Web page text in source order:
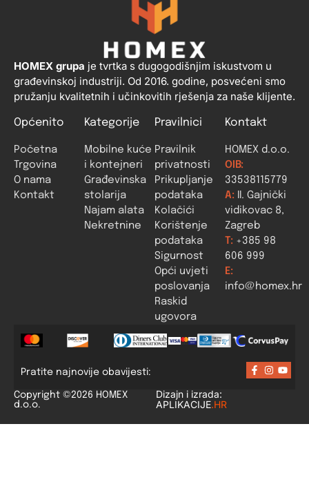
HOMEX grupa je tvrtka s dugogodišnjim iskustvom u
građevinskoj industriji. Od 2016. godine, posvećeni smo
pružanju kvalitetnih i učinkovitih rješenja za naše klijente.
Općenito
Početna
Trgovina
O nama
Kontakt
Kategorije
Mobilne kuće
i kontejneri
Građevinska
stolarija
Najam alata
Nekretnine
Pravilnici
Pravilnik
privatnosti
Prikupljanje
podataka
Kolačići
Korištenje
podataka
Sigurnost
Opći uvjeti
poslovanja
Raskid
ugovora
Kontakt
HOMEX d.o.o.
OIB:
33538115779
A: II. Gajnički
vidikovac 8,
Zagreb
T: +385 98
606 999
E:
info@homex.hr
Pratite najnovije obavijesti:
Copyright ©2026 HOMEX
d.o.o.
Dizajn i izrada:
APLIKACIJE.HR